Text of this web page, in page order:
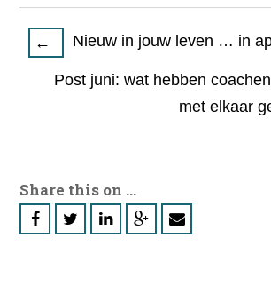
Post
navigation
← Nieuw in jouw leven … in
Post juni: wat hebben
met elkaar
Share this on ...